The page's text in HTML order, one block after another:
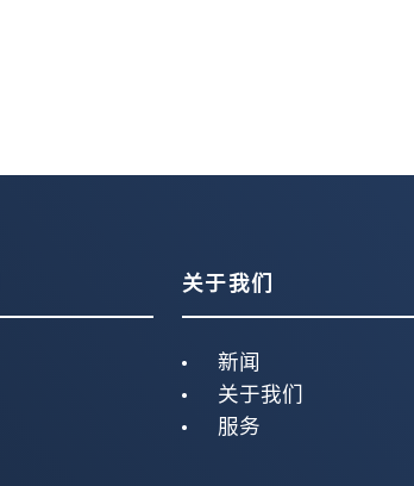
关于我们
新闻
关于我们
服务